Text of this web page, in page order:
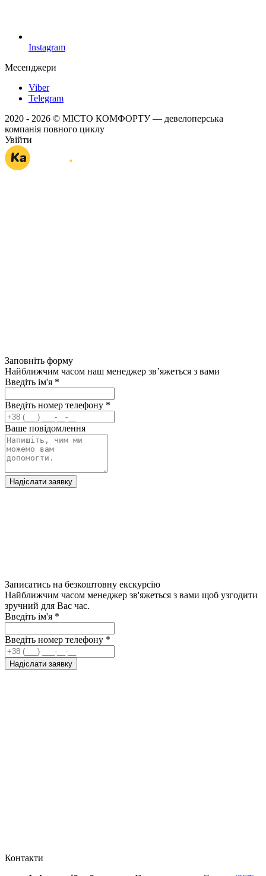
Instagram
Месенджери
Viber
Telegram
2020 - 2026 © МІСТО КОМФОРТУ — девелоперська
компанія повного циклу
Увійти
Заповніть форму
Найближчим часом наш менеджер зв’яжеться з вами
Введіть ім'я *
Введіть номер телефону *
Ваше повідомлення
Надіслати заявку
Записатись на безкоштовну екскурсію
Найближчим часом менеджер зв'яжеться з вами щоб узгодити
зручний для Вас час.
Введіть ім'я *
Введіть номер телефону *
Надіслати заявку
Контакти